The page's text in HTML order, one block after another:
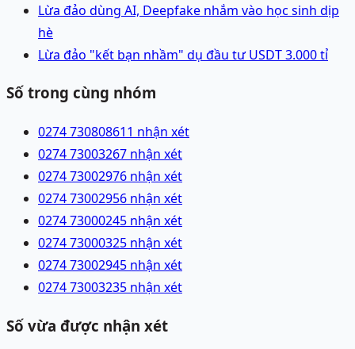
Lừa đảo dùng AI, Deepfake nhắm vào học sinh dịp
hè
Lừa đảo "kết bạn nhầm" dụ đầu tư USDT 3.000 tỉ
Số trong cùng nhóm
0274 730808611 nhận xét
0274 73003267 nhận xét
0274 73002976 nhận xét
0274 73002956 nhận xét
0274 73000245 nhận xét
0274 73000325 nhận xét
0274 73002945 nhận xét
0274 73003235 nhận xét
Số vừa được nhận xét